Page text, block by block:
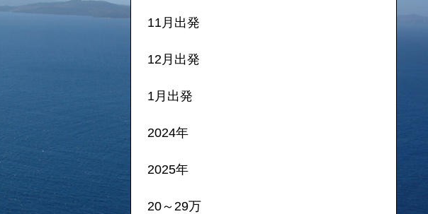
11月出発
12月出発
1月出発
2024年
2025年
20～29万